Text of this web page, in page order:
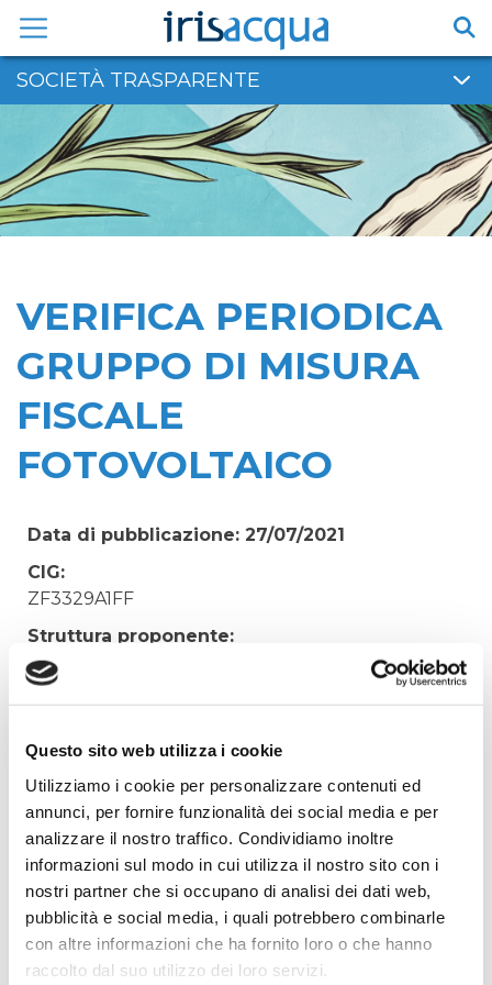
Questo sito web utilizza i cookie
Utilizziamo i cookie per personalizzare contenuti ed
annunci, per fornire funzionalità dei social media e per
analizzare il nostro traffico. Condividiamo inoltre
informazioni sul modo in cui utilizza il nostro sito con i
nostri partner che si occupano di analisi dei dati web,
pubblicità e social media, i quali potrebbero combinarle
con altre informazioni che ha fornito loro o che hanno
raccolto dal suo utilizzo dei loro servizi.
contenuto
SOCIETÀ TRASPARENTE
VERIFICA PERIODICA
GRUPPO DI MISURA
FISCALE
FOTOVOLTAICO
Data di pubblicazione: 27/07/2021
CIG:
ZF3329A1FF
Struttura proponente:
'Irisacqua srl P.I./C.F. 01070220312. - Ufficio
Tecnico
VERIFICA PERIODICA GRUPPO DI MISURA
FISCALE FOTOVOLTAICO
Elenco operatori invitati:
Codice Fiscale:
Procedura di scelta:
Affidamento ai sensi del Regolamento Generale
Aziendale per Lavori Servizi e Forniture